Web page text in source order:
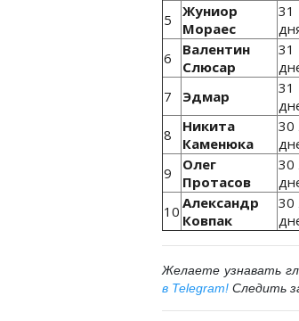
5
Жуниор
Мораес
31
6
Валентин
Слюсар
7
Эдмар
8
Никита
Каменюка
30
9
Олег
Протасов
30
10 Александр
Ковпак
30
Желаете узнавать
в Telegram! Следить